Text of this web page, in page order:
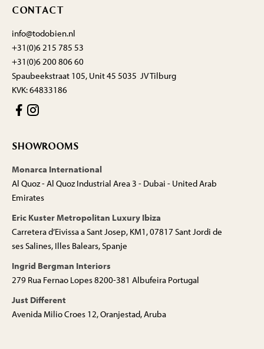
CONTACT
info@todobien.nl
+31(0)6 215 785 53
+31(0)6 200 806 60
Spaubeekstraat 105, Unit 45 5035 JV Tilburg
KVK: 64833186
SHOWROOMS
Monarca International
Al Quoz - Al Quoz Industrial Area 3 - Dubai - United Arab
Emirates
Eric Kuster Metropolitan Luxury Ibiza
Carretera d’Eivissa a Sant Josep, KM1, 07817 Sant Jordi de
ses Salines, Illes Balears, Spanje
Ingrid Bergman Interiors
279 Rua Fernao Lopes 8200-381 Albufeira Portugal
Just Different
Avenida Milio Croes 12, Oranjestad, Aruba